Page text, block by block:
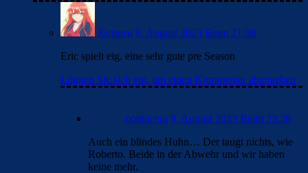
Katsura 8. August 2023 Beim 21:08
Eric spielt eig. eine sehr gute pre Season
Loggen Sie sich ein, um einen Kommentar abzugeben
pontormo 8. August 2023 Beim 23:28
Auch ein blindes Huhn… Der taugt nichts, wie
Roberto. Beide in der Abwehr und wir haben
keine mehr.